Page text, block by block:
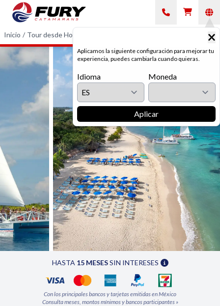
Aplicamos la siguiente configuración para mejorar tu
experiencia, puedes cambiarla cuando quieras.
Idioma Moneda
Aplicar
Inicio / Tour desde Hotel
HASTA 15 MESESSIN INTERESES
Con los principales bancos y tarjetas emitidas en México
Consulta meses, montos mínimos y bancos participantes»